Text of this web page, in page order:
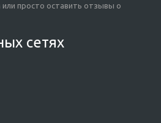
просто оставить отзывы о
сетях